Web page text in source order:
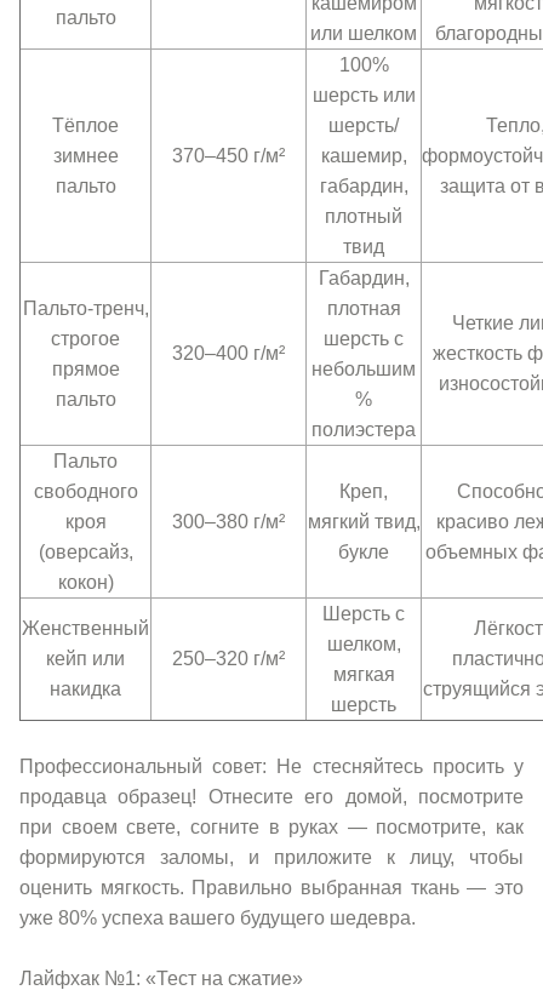
пальто
или шелком
Тёплое
зимнее
пальто
370–450 г/м²
100%
шерсть или
шерсть/
кашемир,
габардин,
плотный
твид
защита от
Пальто-тренч,
строгое
прямое
пальто
320–400 г/м²
Габардин,
плотная
шерсть с
небольшим
%
полиэстера
Четкие
жесткость
Пальто
свободного
кроя
(оверсайз,
кокон)
300–380 г/м²
Креп,
мягкий твид,
букле
красиво
объемных
Женственный
кейп или
накидка
250–320 г/м²
Шерсть с
шелком,
мягкая
шерсть
струящийся
Профессиональный совет: Не стесняйтесь просить у
продавца образец! Отнесите его домой, посмотрите
при своем свете, согните в руках — посмотрите, как
формируются заломы, и приложите к лицу, чтобы
оценить мягкость. Правильно выбранная ткань — это
уже 80% успеха вашего будущего шедевра.
Лайфхак №1: «Тест на сжатие»